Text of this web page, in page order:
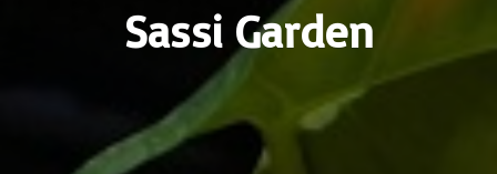
Sassi Garden